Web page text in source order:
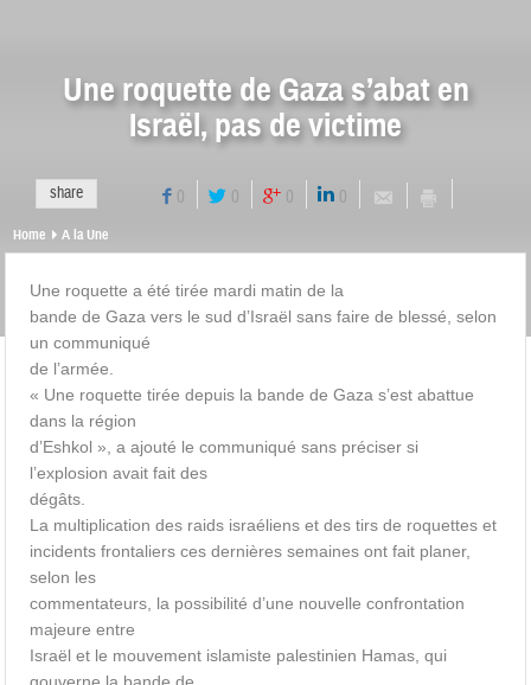
Une roquette de Gaza s’abat en
Israël, pas de victime
share 0 0 0 0
Home A la Une
Une roquette a été tirée mardi matin de la
bande de Gaza vers le sud d’Israël sans faire de blessé, selon
un communiqué
de l’armée.
« Une roquette tirée depuis la bande de Gaza s’est abattue
dans la région
d’Eshkol », a ajouté le communiqué sans préciser si
l’explosion avait fait des
dégâts.
La multiplication des raids israéliens et des tirs de roquettes et
incidents frontaliers ces dernières semaines ont fait planer,
selon les
commentateurs, la possibilité d’une nouvelle confrontation
majeure entre
Israël et le mouvement islamiste palestinien Hamas, qui